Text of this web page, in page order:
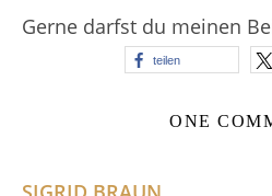
Gerne darfst du meinen
teilen
ONE